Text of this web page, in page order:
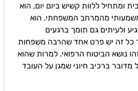
ומתחיל ללוות קשיש ביום יום, הוא
מהמרחב המשפחתי. הוא
ולעיתים גם תומך ברגעים
כל זה יש פרט אחד שהרבה משפחות
נושא הביטוח הרפואי. למרות שהוא
מדובר ברכיב חיוני שמגן על העובד